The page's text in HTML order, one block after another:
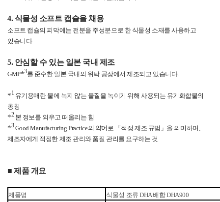
4. 식물성 소프트 캡슐을 채용
소프트 캡슐의 피막에는 전분을 주성분으로 한 식물성 소재를 사용하고
있습니다.
5. 안심할 수 있는 일본 국내 제조
GMP*3를 준수한 일본 국내의 위탁 공장에서 제조되고 있습니다.
*1 유기용매란 물에 녹지 않는 물질을 녹이기 위해 사용되는 유기화합물의
총칭
*2 본 정보를 외우고 떠올리는 힘
*3Good Manufacturing Practice의 약어로 「적정 제조 규범」을 의미하며,
제조자에게 적정한 제조 관리와 품질 관리를 요구하는 것
■ 제품개요
제품명 식물성 조류 DHA배합DHA900